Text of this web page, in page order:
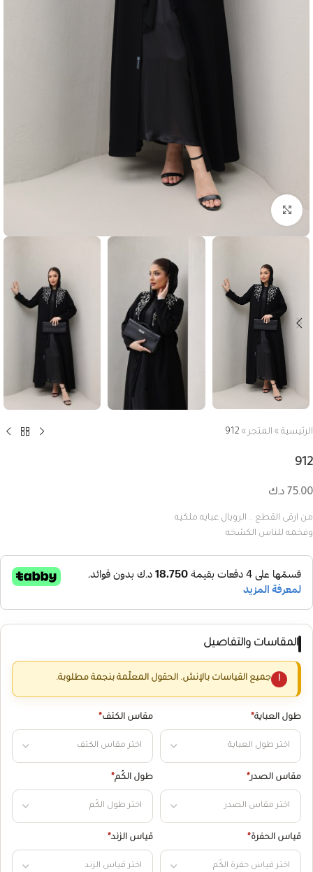
اضغط للتكبير
الرئيسية » المتجر »
912
912
75.00 د.ك
من ارقى القطع .. الرويال عبايه ملكيه
وفخمه للناس الكشخه
المقاسات والتفاصيل
جميع القياسات بالإنش. الحقول المعلّمة بنجمة مطلوبة.
طول العباية* مقاس الكتف*
مقاس الصدر* طول الكُم*
قياس الحفرة* قياس الزند*